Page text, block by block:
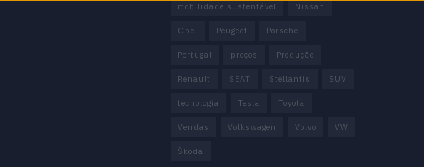
mobilidade sustentável Nissan
Opel Peugeot Porsche
Portugal preços Produção
Renault SEAT Stellantis SUV
tecnologia Tesla Toyota
Vendas Volkswagen Volvo VW
Škoda